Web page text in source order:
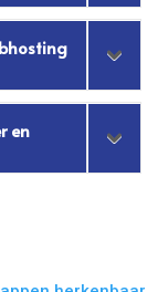
en